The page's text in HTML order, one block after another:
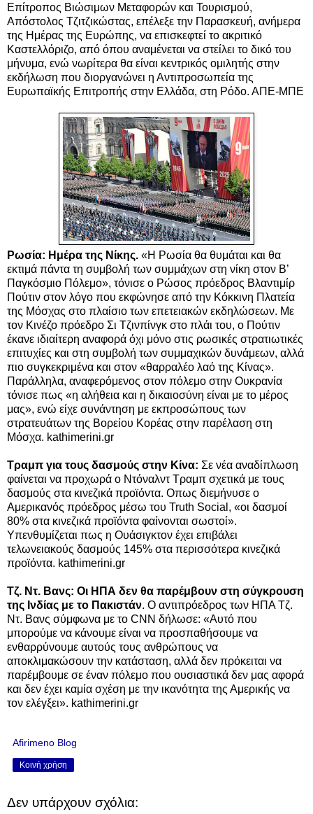
Επίτροπος Βιώσιμων Μεταφορών και Τουρισμού,
Απόστολος Τζιτζικώστας, επέλεξε την Παρασκευή, ανήμερα
της Ημέρας της Ευρώπης, να επισκεφτεί το ακριτικό
Καστελλόριζο, από όπου αναμένεται να στείλει το δικό του
μήνυμα, ενώ νωρίτερα θα είναι κεντρικός ομιλητής στην
εκδήλωση που διοργανώνει η Αντιπροσωπεία της
Ευρωπαϊκής Επιτροπής στην Ελλάδα, στη Ρόδο. ΑΠΕ-ΜΠΕ
Ρωσία: Ημέρα της Νίκης. «H Ρωσία θα θυμάται και θα
εκτιμά πάντα τη συμβολή των συμμάχων στη νίκη στον Β’
Παγκόσμιο Πόλεμο», τόνισε ο Ρώσος πρόεδρος Βλαντιμίρ
Πούτιν στον λόγο που εκφώνησε από την Κόκκινη Πλατεία
της Μόσχας στο πλαίσιο των επετειακών εκδηλώσεων. Με
τον Κινέζο πρόεδρο Σι Τζινπίνγκ στο πλάι του, ο Πούτιν
έκανε ιδιαίτερη αναφορά όχι μόνο στις ρωσικές στρατιωτικές
επιτυχίες και στη συμβολή των συμμαχικών δυνάμεων, αλλά
πιο συγκεκριμένα και στον «θαρραλέο λαό της Κίνας».
Παράλληλα, αναφερόμενος στον πόλεμο στην Ουκρανία
τόνισε πως «η αλήθεια και η δικαιοσύνη είναι με το μέρος
μας», ενώ είχε συνάντηση με εκπροσώπους των
στρατευάτων της Βορείου Κορέας στην παρέλαση στη
Μόσχα. kathimerini.gr
Τραμπ για τους δασμούς στην Κίνα: Σε νέα αναδίπλωση
φαίνεται να προχωρά ο Ντόναλντ Τραμπ σχετικά με τους
δασμούς στα κινεζικά προϊόντα. Οπως διεμήνυσε ο
Αμερικανός πρόεδρος μέσω του Truth Social, «οι δασμοί
80% στα κινεζικά προϊόντα φαίνονται σωστοί».
Υπενθυμίζεται πως η Ουάσιγκτον έχει επιβάλει
τελωνειακούς δασμούς 145% στα περισσότερα κινεζικά
προϊόντα. kathimerini.gr
Τζ. Ντ. Βανς: Οι ΗΠΑ δεν θα παρέμβουν στη σύγκρουση
της Ινδίας με το Πακιστάν. Ο αντιπρόεδρος των ΗΠΑ Τζ.
Ντ. Βανς σύμφωνα με το CNN δήλωσε: «Αυτό που
μπορούμε να κάνουμε είναι να προσπαθήσουμε να
ενθαρρύνουμε αυτούς τους ανθρώπους να
αποκλιμακώσουν την κατάσταση, αλλά δεν πρόκειται να
παρέμβουμε σε έναν πόλεμο που ουσιαστικά δεν μας αφορά
και δεν έχει καμία σχέση με την ικανότητα της Αμερικής να
τον ελέγξει». kathimerini.gr
Afirimeno Blog
Κοινή χρήση
Δεν υπάρχουν σχόλια: